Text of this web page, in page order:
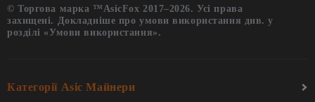
© Торгова марка ™AsicFox 2017–2026. Усі права
захищені. Докладніше про умови використання див. у
розділі «Умови використання».
Категорії Asic Майнери